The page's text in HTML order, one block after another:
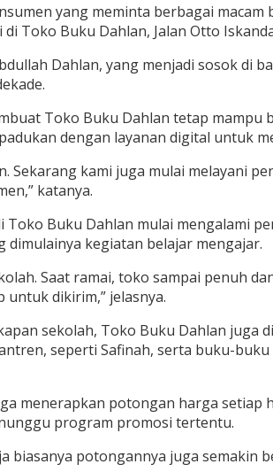
yang meminta berbagai
Toko Buku Dahlan, Jalan Otto
Dahlan, yang menjadi sosok
Toko Buku Dahlan tetap mampu
dengan layanan digital untuk
Sekarang kami juga mulai melayani
katanya.
Buku Dahlan mulai mengalami
kegiatan belajar mengajar.
Saat ramai, toko sampai penuh
untuk dikirim,” jelasnya.
sekolah, Toko Buku Dahlan juga
seperti Safinah, serta buku-
menerapkan potongan harga
program promosi tertentu.
biasanya potongannya juga semakin